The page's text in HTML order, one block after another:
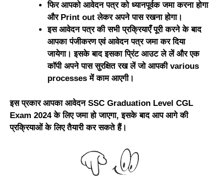
फिर आपको आवेदन पत्र को ध्यानपूर्वक जमा करना होगा
और Print out लेकर अपने पास रखना होगा।
इस आवेदन पत्र की सभी प्रक्रियाएँ पूरी करने के बाद
आपका पंजीकरण एवं आवेदन पत्र जमा कर दिया
जायेगा। इसके बाद इसका प्रिंट आउट ले लें और एक
कॉपी अपने पास सुरक्षित रख लें जो आपकी various
processes में काम आएगी।
इस प्रकार आपका आवेदन SSC Graduation Level CGL
Exam 2024 के लिए जमा हो जाएगा, इसके बाद आप आगे की
प्रक्रियाओं के लिए तैयारी कर सकते हैं।